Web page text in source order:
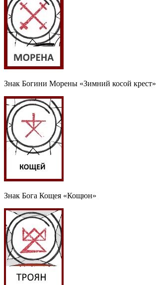
Знак Богини Морены «Зимний косой крест»
Знак Бога Кощея «Кощюн»